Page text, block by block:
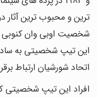
ترین و محبوب ترین آثار
این تیپ شخصیتی به
اتحاد شورشیان ارتباط
افراد این تیپ شخصیتی